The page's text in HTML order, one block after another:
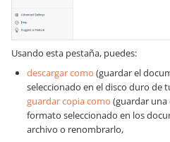
Usando esta pestaña, puedes:
descargar como (guardar el
seleccionado en el disco duro de
guardar copia como (guardar
formato seleccionado en los
archivo o renombrarlo,